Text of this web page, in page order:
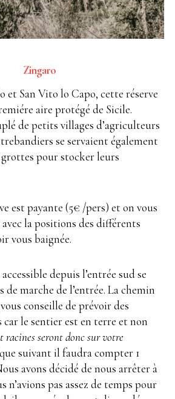
Zingaro
et San Vito lo Capo, cette réserve
aire protégé de Sicile.
de petits villages d’agriculteurs
se servaient également
grottes pour stocker leurs
est payante (5€ /pers) et on vous
la positions des différents
vous baignée.
depuis l’entrée sud se
de marche de l’entrée. La chemin
conseille de prévoir des
car le sentier est en terre et non
racines seront donc sur votre
suivant il faudra compter 1
avons décidé de nous arrêter à
n’avions pas assez de temps pour